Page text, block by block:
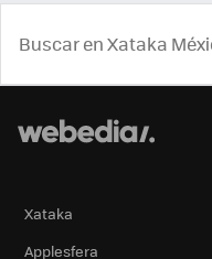
Xataka
Applesfera